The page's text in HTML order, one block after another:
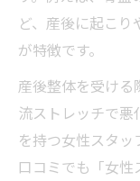
ど、産後に起こ
が特徴です。
産後整体を受け
流ストレッチで
を持つ女性スタッ
口コミでも「女